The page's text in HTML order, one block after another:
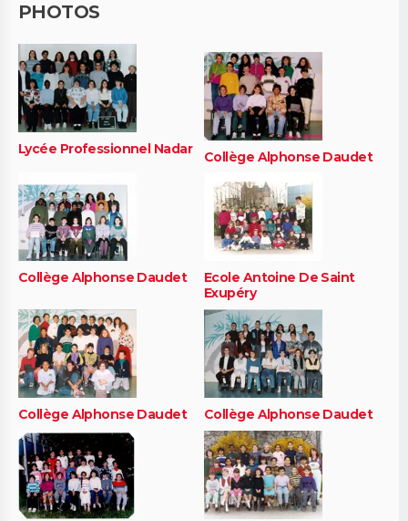
PHOTOS
Lycée Professionnel Nadar Collège Alphonse Daudet
Collège Alphonse Daudet
Ecole Antoine De Saint
Exupéry
Collège Alphonse Daudet Collège Alphonse Daudet